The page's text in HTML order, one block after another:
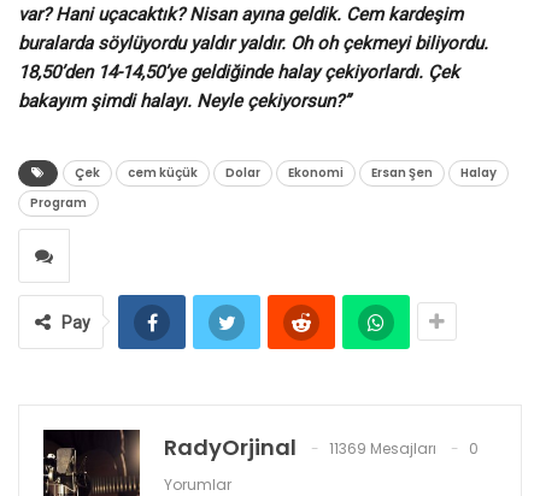
var? Hani uçacaktık? Nisan ayına geldik. Cem kardeşim
buralarda söylüyordu yaldır yaldır. Oh oh çekmeyi biliyordu.
18,50’den 14-14,50’ye geldiğinde halay çekiyorlardı. Çek
bakayım şimdi halayı. Neyle çekiyorsun?”
Çek cem küçük Dolar Ekonomi Ersan Şen
Halay
Program
Pay
RadyOrjinal 11369 Mesajları
0
Yorumlar